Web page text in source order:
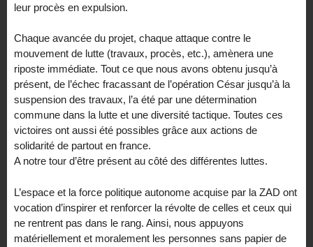
leur procès en expulsion.
Chaque avancée du projet, chaque attaque contre le
mouvement de lutte (travaux, procès, etc.), amènera une
riposte immédiate. Tout ce que nous avons obtenu jusqu’à
présent, de l’échec fracassant de l’opération César jusqu’à la
suspension des travaux, l’a été par une détermination
commune dans la lutte et une diversité tactique. Toutes ces
victoires ont aussi été possibles grâce aux actions de
solidarité de partout en france.
A notre tour d’être présent au côté des différentes luttes.
L’espace et la force politique autonome acquise par la ZAD ont
vocation d’inspirer et renforcer la révolte de celles et ceux qui
ne rentrent pas dans le rang. Ainsi, nous appuyons
matériellement et moralement les personnes sans papier de